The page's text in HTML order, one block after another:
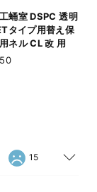
蛹室 DSPC 透明
タイプ用替え保
ネル CL 改 用
15